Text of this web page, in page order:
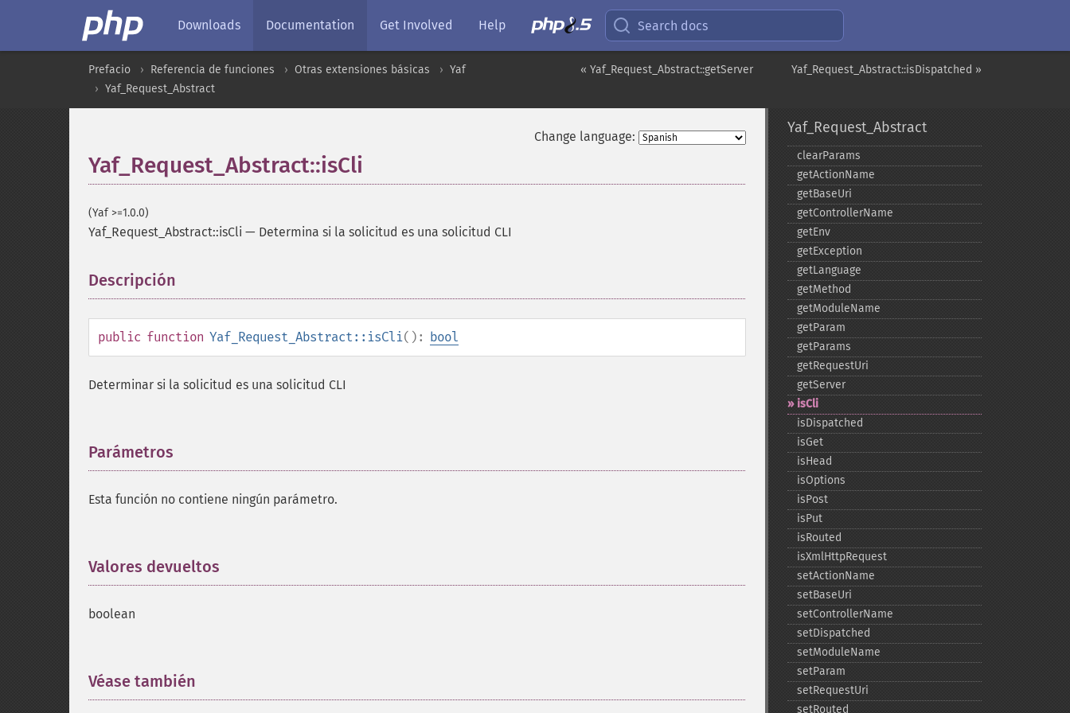
Downloads Documentation Get Involved Help Search docs
Yaf_Request_Abstract::isDispatched »
« Yaf_Request_Abstract::getServer
Prefacio Referencia de funciones Otras extensiones básicas
Yaf
Yaf_Request_Abstract
Change language:
Yaf_Request_Abstract::isCli
(Yaf >=1.0.0)
Yaf_Request_Abstract::isCli — Determina si la solicitud es una solicitud CLI
Descripción
public function Yaf_Request_Abstract::isCli(): bool
Determinar si la solicitud es una solicitud CLI
Parámetros
Esta función no contiene ningún parámetro.
Valores devueltos
boolean
Véase también
Yaf_Request_Abstract
clearParams
getActionName
getBaseUri
getControllerName
getEnv
getException
getLanguage
getMethod
getModuleName
getParam
getParams
getRequestUri
getServer
isCli
isDispatched
isGet
isHead
isOptions
isPost
isPut
isRouted
isXmlHttpRequest
setActionName
setBaseUri
setControllerName
setDispatched
setModuleName
setParam
setRequestUri
setRouted